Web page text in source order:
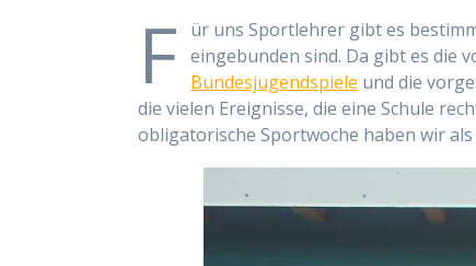
F
ür uns Sportlehrer gibt es
eingebunden sind. Da gibt es die
Bundesjugendspiele und die
die vielen Ereignisse, die eine Schule
obligatorische Sportwoche haben wir